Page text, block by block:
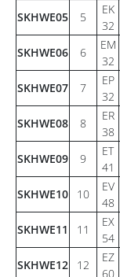
SKHWE05 5
EK
32
SKHWE06 6
EM
32
SKHWE07 7
EP
32
SKHWE08 8
ER
38
SKHWE09 9
ET
41
SKHWE10 10
EV
48
SKHWE11 11
EX
54
SKHWE12 12
EZ
60